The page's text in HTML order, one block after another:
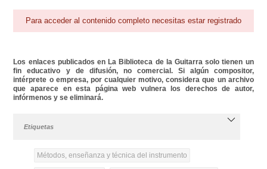
Para acceder al contenido completo necesitas estar registrado
Los enlaces publicados en La Biblioteca de la Guitarra solo tienen un
fin educativo y de difusión, no comercial. Si algún compositor,
intérprete o empresa, por cualquier motivo, considera que un archivo
que aparece en esta página web vulnera los derechos de autor,
infórmenos y se eliminará.
Etiquetas
Métodos, enseñanza y técnica del instrumento